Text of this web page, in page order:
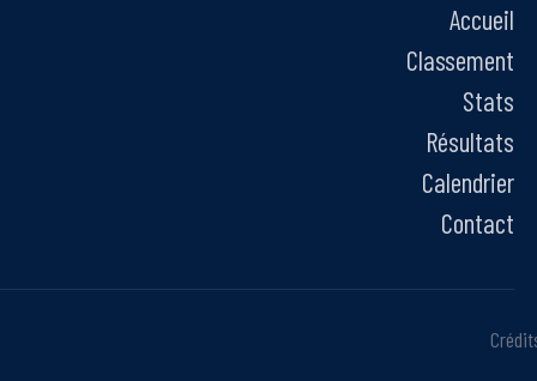
Accueil
Classement
Stats
Résultats
Calendrier
Contact